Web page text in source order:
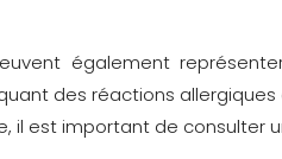
également
des réactions
il est important de consulter